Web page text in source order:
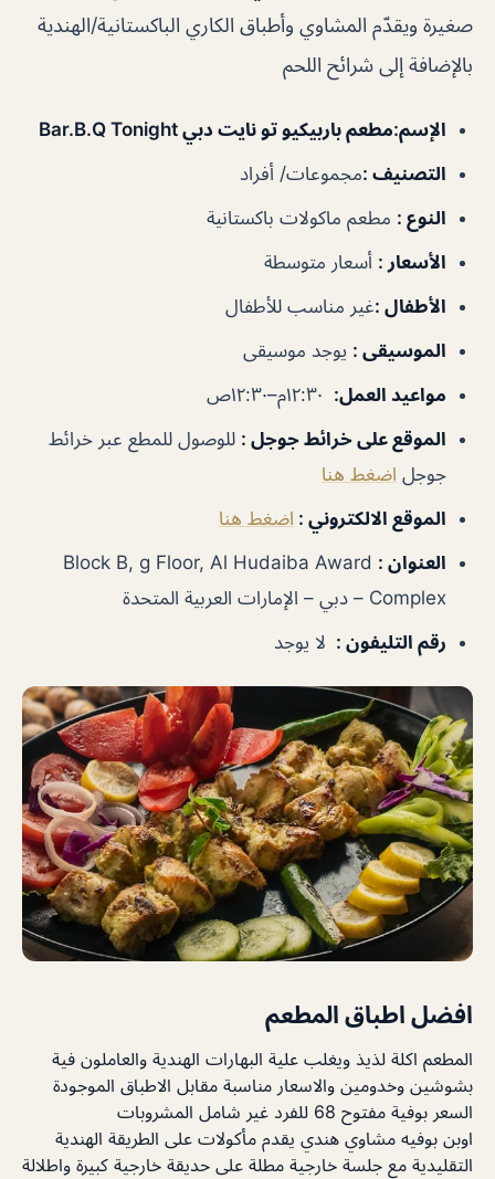
صغيرة ويقدّم المشاوي وأطباق الكاري الباكستانية/الهندية
بالإضافة إلى شرائح اللحم
الإسم:مطعم باربيكيو تو نايت دبي Bar.B.Q Tonight
التصنيف :مجموعات/ أفراد
النوع : مطعم ماكولات باكستانية
الأسعار : أسعار متوسطة
الأطفال :غير مناسب للأطفال
الموسيقى : يوجد موسيقى
مواعيد العمل:
الموقع على خرائط جوجل : للوصول للمطع عبر خرائط
جوجل اضغط هنا
الموقع الالكتروني : اضغط هنا
العنوان : Block B, g Floor, Al Hudaiba Award
Complex – دبي – الإمارات العربية المتحدة
رقم التليفون : لا يوجد
افضل اطباق المطعم
المطعم اكلة لذيذ ويغلب علية البهارات الهندية والعاملون فية
بشوشين وخدومين والاسعار مناسبة مقابل الاطباق الموجودة
السعر بوفية مفتوح 68 للفرد غير شامل المشروبات
اوبن بوفيه مشاوي هندي يقدم مأكولات على الطريقة الهندية
التقليدية مع جلسة خارجية مطلة على حديقة خارجية كبيرة واطلالة